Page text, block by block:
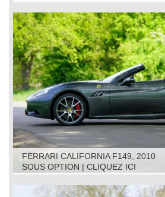
FERRARI CALIFORNIA F149, 2010
SOUS OPTION | CLIQUEZ ICI